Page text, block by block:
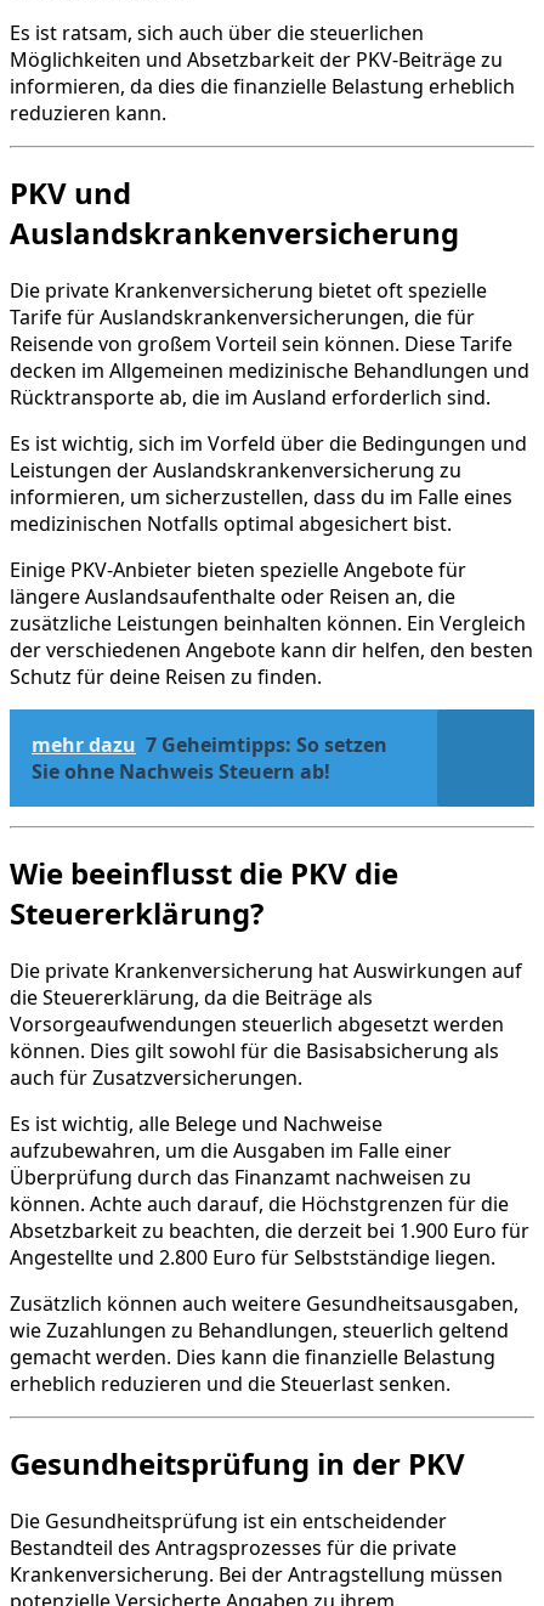
Es ist ratsam, sich auch über die steuerlichen
Möglichkeiten und Absetzbarkeit der PKV-Beiträge zu
informieren, da dies die finanzielle Belastung erheblich
reduzieren kann.
PKV und
Auslandskrankenversicherung
Die private Krankenversicherung bietet oft spezielle
Tarife für Auslandskrankenversicherungen, die für
Reisende von großem Vorteil sein können. Diese Tarife
decken im Allgemeinen medizinische Behandlungen und
Rücktransporte ab, die im Ausland erforderlich sind.
Es ist wichtig, sich im Vorfeld über die Bedingungen und
Leistungen der Auslandskrankenversicherung zu
informieren, um sicherzustellen, dass du im Falle eines
medizinischen Notfalls optimal abgesichert bist.
Einige PKV-Anbieter bieten spezielle Angebote für
längere Auslandsaufenthalte oder Reisen an, die
zusätzliche Leistungen beinhalten können. Ein Vergleich
der verschiedenen Angebote kann dir helfen, den besten
Schutz für deine Reisen zu finden.
mehr dazu 7 Geheimtipps: So setzen
Sie ohne Nachweis Steuern ab!
Wie beeinflusst die PKV die
Steuererklärung?
Die private Krankenversicherung hat Auswirkungen auf
die Steuererklärung, da die Beiträge als
Vorsorgeaufwendungen steuerlich abgesetzt werden
können. Dies gilt sowohl für die Basisabsicherung als
auch für Zusatzversicherungen.
Es ist wichtig, alle Belege und Nachweise
aufzubewahren, um die Ausgaben im Falle einer
Überprüfung durch das Finanzamt nachweisen zu
können. Achte auch darauf, die Höchstgrenzen für die
Absetzbarkeit zu beachten, die derzeit bei 1.900 Euro für
Angestellte und 2.800 Euro für Selbstständige liegen.
Zusätzlich können auch weitere Gesundheitsausgaben,
wie Zuzahlungen zu Behandlungen, steuerlich geltend
gemacht werden. Dies kann die finanzielle Belastung
erheblich reduzieren und die Steuerlast senken.
Gesundheitsprüfung in der PKV
Die Gesundheitsprüfung ist ein entscheidender
Bestandteil des Antragsprozesses für die private
Krankenversicherung. Bei der Antragstellung müssen
potenzielle Versicherte Angaben zu ihrem